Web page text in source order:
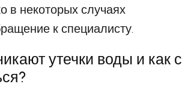
в некоторых случаях
к специалисту.
утечки воды и как с